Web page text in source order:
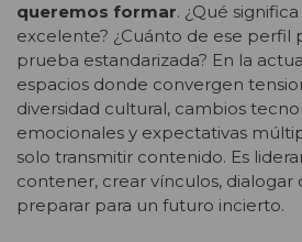
queremos formar. ¿Qué
excelente? ¿Cuánto de ese perfil
prueba estandarizada? En la
espacios donde convergen
diversidad cultural, cambios
emocionales y expectativas
solo transmitir contenido. Es
contener, crear vínculos, dialogar
preparar para un futuro incierto.